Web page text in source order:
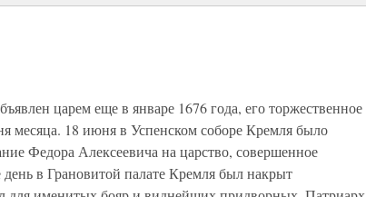
царем еще в январе 1676 года, его торжественное
месяца. 18 июня в Успенском соборе Кремля было
Федора Алексеевича на царство, совершенное
в Грановитой палате Кремля был накрыт